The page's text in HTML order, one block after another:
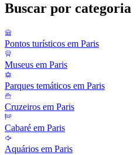
Buscar por categoria
Pontos turísticos em Paris
Museus em Paris
Parques temáticos em Paris
Cruzeiros em Paris
Cabaré em Paris
Aquários em Paris